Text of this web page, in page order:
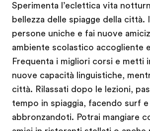
Sperimenta l’eclettica vita
bellezza delle spiagge della città.
persone uniche e fai nuove
ambiente scolastico accogliente
Frequenta i migliori corsi e metti
nuove capacità linguistiche,
città. Rilassati dopo le lezioni,
tempo in spiaggia, facendo surf e
abbronzandoti. Potrai mangiare